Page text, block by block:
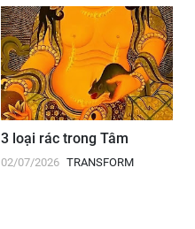
3 loại rác trong Tâm
02/07/2026 TRANSFORM